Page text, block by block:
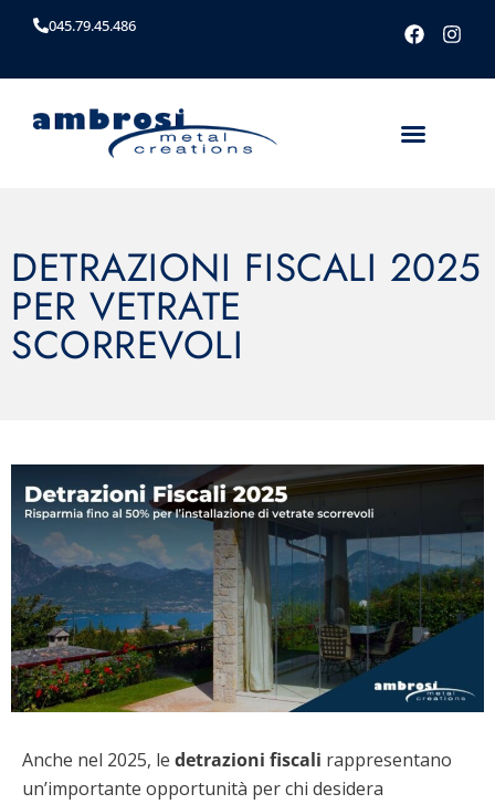
045.79.45.486
DETRAZIONI FISCALI 2025
PER VETRATE
SCORREVOLI
Anche nel 2025, le detrazioni fiscali rappresentano
un’importante opportunità per chi desidera